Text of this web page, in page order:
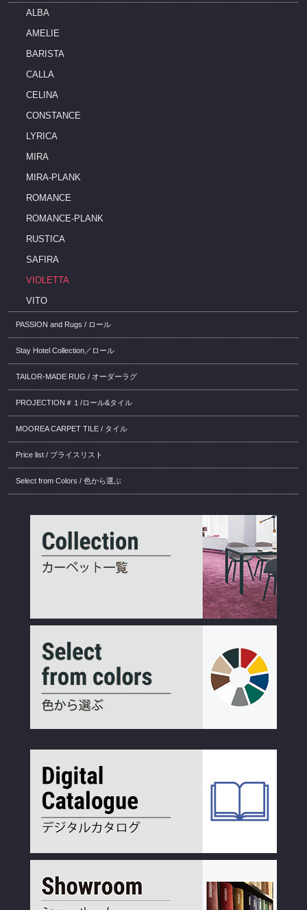
ALBA
AMELIE
BARISTA
CALLA
CELINA
CONSTANCE
LYRICA
MIRA
MIRA-PLANK
ROMANCE
ROMANCE-PLANK
RUSTICA
SAFIRA
VIOLETTA
VITO
PASSION and Rugs / ロール
Stay Hotel Collection／ロール
TAILOR-MADE RUG / オーダーラグ
PROJECTION＃１/ロール&タイル
MOOREA CARPET TILE / タイル
Price list / プライスリスト
Select from Colors / 色から選ぶ